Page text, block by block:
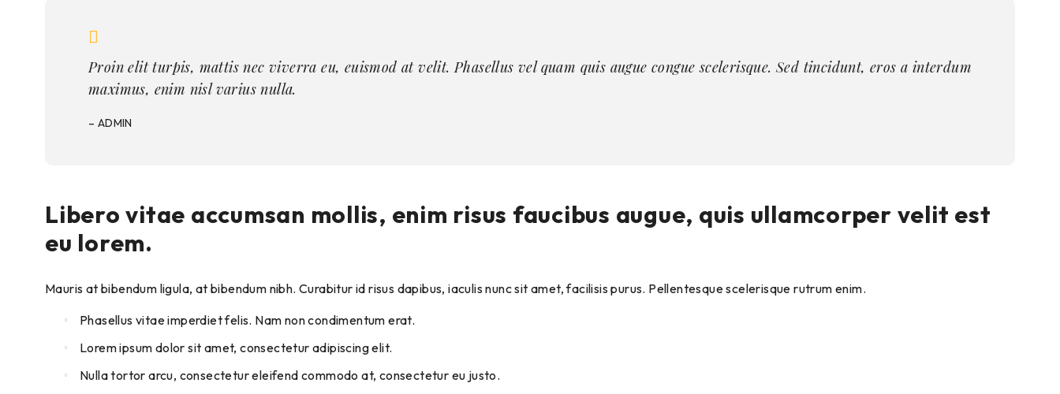
Proin elit turpis, mattis nec viverra eu, euismod at velit. Phasellus vel quam quis augue congue scelerisque. Sed tincidunt, eros a interdum
maximus, enim nisl varius nulla.
– ADMIN
Libero vitae accumsan mollis, enim risus faucibus augue, quis ullamcorper velit est
eu lorem.
Mauris at bibendum ligula, at bibendum nibh. Curabitur id risus dapibus, iaculis nunc sit amet, facilisis purus. Pellentesque scelerisque rutrum enim.
Phasellus vitae imperdiet felis. Nam non condimentum erat.
Lorem ipsum dolor sit amet, consectetur adipiscing elit.
Nulla tortor arcu, consectetur eleifend commodo at, consectetur eu justo.